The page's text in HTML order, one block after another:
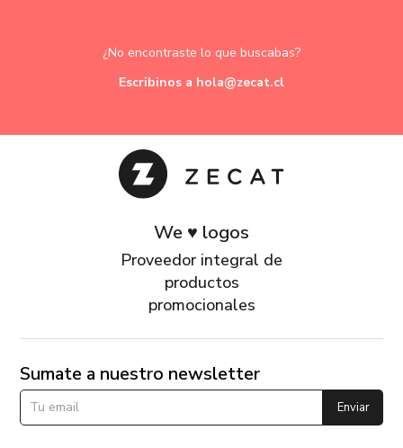
¿No encontraste lo que buscabas?
Escribinos a hola@zecat.cl
We ♥ logos
Proveedor integral de
productos
promocionales
Sumate a nuestro newsletter
Enviar